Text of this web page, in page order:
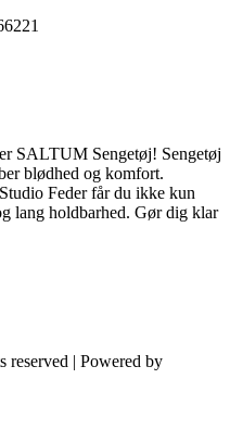
SALTUM Sengetøj! Sengetøj
blødhed og komfort.
Feder får du ikke kun
lang holdbarhed. Gør dig klar
reserved | Powered by